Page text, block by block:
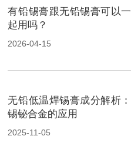
有铅锡膏跟无铅锡膏可以一
起用吗？
2026-04-15
无铅低温焊锡膏成分解析：
锡铋合金的应用
2025-11-05